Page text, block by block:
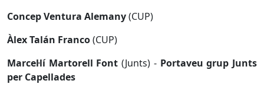
Concep Ventura Alemany(CUP)
Àlex Talán Franco(CUP)
Marcel·lí Martorell Font (Junts) - Portaveu grup Junts
per Capellades